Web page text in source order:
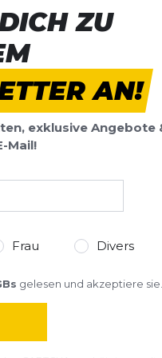
ZU
AN!
exklusive Angebote
Mail!
Frau Divers
gelesen und akzeptiere sie.